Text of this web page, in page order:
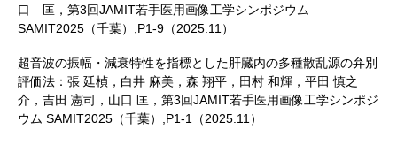
口 匡，第3回JAMIT若手医用画像工学シンポジウム
SAMIT2025（千葉）,P1-9（2025.11）
超音波の振幅・減衰特性を指標とした肝臓内の多種散乱源の弁別
評価法：張 廷楨，白井 麻美，森 翔平，田村 和輝，平田 慎之
介，吉田 憲司，山口 匡，第3回JAMIT若手医用画像工学シンポジ
ウム SAMIT2025（千葉）,P1-1（2025.11）